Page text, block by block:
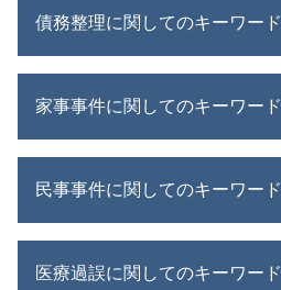
遺産 受け取り 拒否
遺産 あとから
遺産 あてにする
遺産分割協議書 作成
遺産分割協議書
遺産 相続財産 違い
遺言執行者 権限
債務整理に関してのキーワード
債務整理
債務整理 デメリット
債務整理 子供への影響
債務整理 札幌市
債務整理 とは
家事事件に関してのキーワード
家事事件 民事
遺言トラブル 家事事件
相続問題 家事事件
民事事件に関してのキーワード
交通事故 弁護士
医療過誤に関してのキーワード